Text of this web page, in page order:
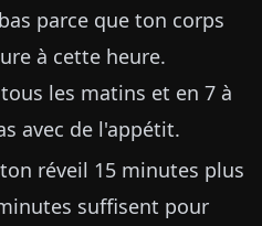
parce que ton corps
à cette heure.
les matins et en 7 à
avec de l'appétit.
réveil 15 minutes plus
suffisent pour